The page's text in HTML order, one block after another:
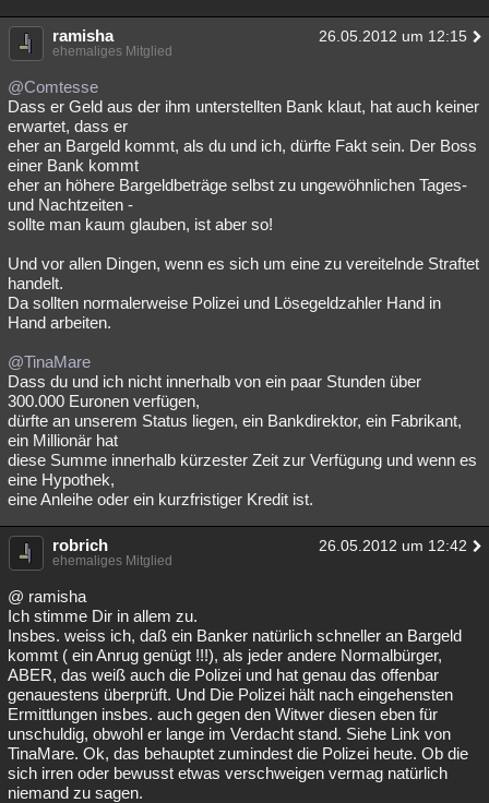
ramisha 26.05.2012 um 12:15
ehemaliges Mitglied
@Comtesse
Dass er Geld aus der ihm unterstellten Bank klaut, hat auch keiner
erwartet, dass er
eher an Bargeld kommt, als du und ich, dürfte Fakt sein. Der Boss
einer Bank kommt
eher an höhere Bargeldbeträge selbst zu ungewöhnlichen Tages-
und Nachtzeiten -
sollte man kaum glauben, ist aber so!
Und vor allen Dingen, wenn es sich um eine zu vereitelnde Straftet
handelt.
Da sollten normalerweise Polizei und Lösegeldzahler Hand in
Hand arbeiten.
@TinaMare
Dass du und ich nicht innerhalb von ein paar Stunden über
300.000 Euronen verfügen,
dürfte an unserem Status liegen, ein Bankdirektor, ein Fabrikant,
ein Millionär hat
diese Summe innerhalb kürzester Zeit zur Verfügung und wenn es
eine Hypothek,
eine Anleihe oder ein kurzfristiger Kredit ist.
robrich 26.05.2012 um 12:42
ehemaliges Mitglied
@ ramisha
Ich stimme Dir in allem zu.
Insbes. weiss ich, daß ein Banker natürlich schneller an Bargeld
kommt ( ein Anrug genügt !!!), als jeder andere Normalbürger,
ABER, das weiß auch die Polizei und hat genau das offenbar
genauestens überprüft. Und Die Polizei hält nach eingehensten
Ermittlungen insbes. auch gegen den Witwer diesen eben für
unschuldig, obwohl er lange im Verdacht stand. Siehe Link von
TinaMare. Ok, das behauptet zumindest die Polizei heute. Ob die
sich irren oder bewusst etwas verschweigen vermag natürlich
niemand zu sagen.